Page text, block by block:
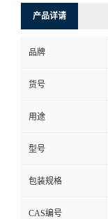
产品详请
品牌
货号
用途
型号
包装规格
CAS编号